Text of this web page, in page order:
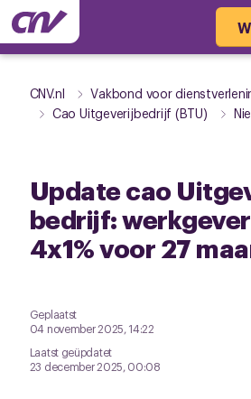
CNV.nl Vakbond voor
Cao Uitgeverijbedrijf (BTU)
Update cao
bedrijf:
4x1% voor 27
Geplaatst
04 november 2025, 14:22
Laatst geüpdatet
23 december 2025, 00:08